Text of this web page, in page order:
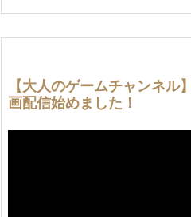
【大人のゲームチャンネ
画配信始めました！